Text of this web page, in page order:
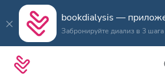
Забронируйте диализ в 3 шага